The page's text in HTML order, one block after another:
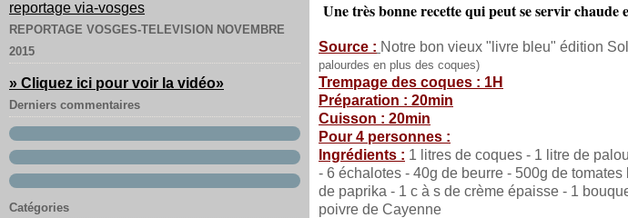
reportage via-vosges
REPORTAGE VOSGES-TELEVISION NOVEMBRE
2015
» Cliquez ici pour voir la vidéo»
Derniers commentaires
Catégories
Une très bonne recette qui peut se servir
Source : Notre bon vieux "livre bleu" édition
palourdes en plus des coques)
Trempage des coques : 1H
Préparation : 20min
Cuisson : 20min
Pour 4 personnes :
Ingrédients : 1 litres de coques - 1 litre de
- 6 échalotes - 40g de beurre - 500g de
de paprika - 1 c à s de crème épaisse - 1
poivre de Cayenne